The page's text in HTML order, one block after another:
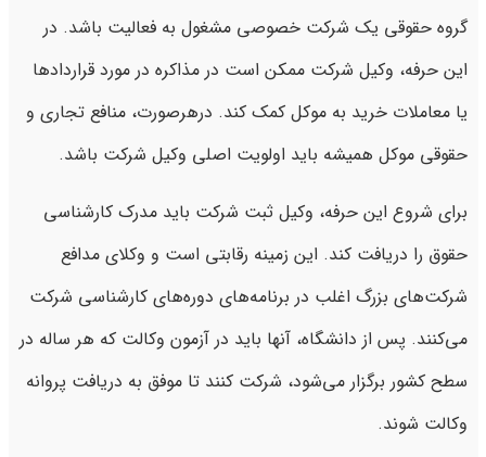
گروه حقوقی یک شرکت خصوصی مشغول به فعالیت باشد. در
این حرفه، وکیل شرکت ممکن است در مذاکره در مورد قراردادها
یا معاملات خرید به موکل کمک کند. درهرصورت، منافع تجاری و
حقوقی موکل همیشه باید اولویت اصلی وکیل شرکت باشد.
برای شروع این حرفه، وکیل ثبت شرکت باید مدرک کارشناسی
حقوق را دریافت کند. این زمینه رقابتی است و وکلای مدافع
شرکت‌های بزرگ اغلب در برنامه‌های دوره‌های کارشناسی شرکت
می‌کنند. پس از دانشگاه، آنها باید در آزمون وکالت که هر ساله در
سطح کشور برگزار می‌شود، شرکت کنند تا موفق به دریافت پروانه
وکالت شوند.